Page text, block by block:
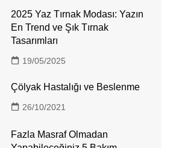
2025 Yaz Tırnak Modası: Yazın
En Trend ve Şık Tırnak
Tasarımları
19/05/2025
Çölyak Hastalığı ve Beslenme
26/10/2021
Fazla Masraf Olmadan